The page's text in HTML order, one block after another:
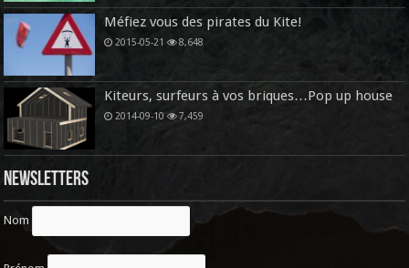
Méfiez vous des pirates du Kite!
2015-05-21 8,648
Kiteurs, surfeurs à vos briques…Pop up house
2014-09-10 7,459
Newsletters
Nom